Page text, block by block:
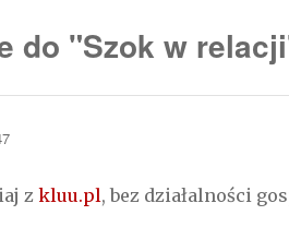
do "Szok w
zkluu.pl, bez działalności